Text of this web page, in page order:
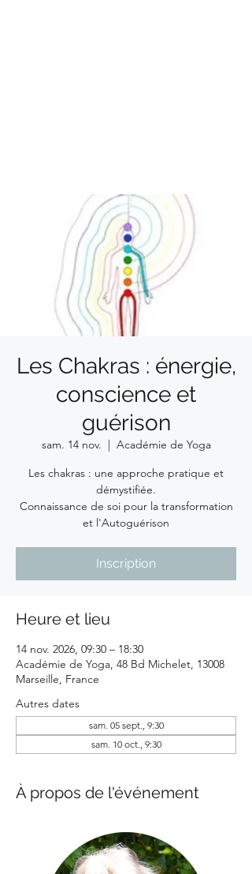
Les Chakras : énergie,
conscience et
guérison
sam. 14 nov.
  |
Académie de Yoga
Les chakras : une approche pratique et
démystifiée.
Connaissance de soi pour la transformation
et l'Autoguérison
Inscription
Heure et lieu
14 nov. 2026, 09:30 – 18:30
Académie de Yoga, 48 Bd Michelet, 13008
Marseille, France
Autres dates
sam. 05 sept., 9:30
sam. 10 oct., 9:30
À propos de l'événement